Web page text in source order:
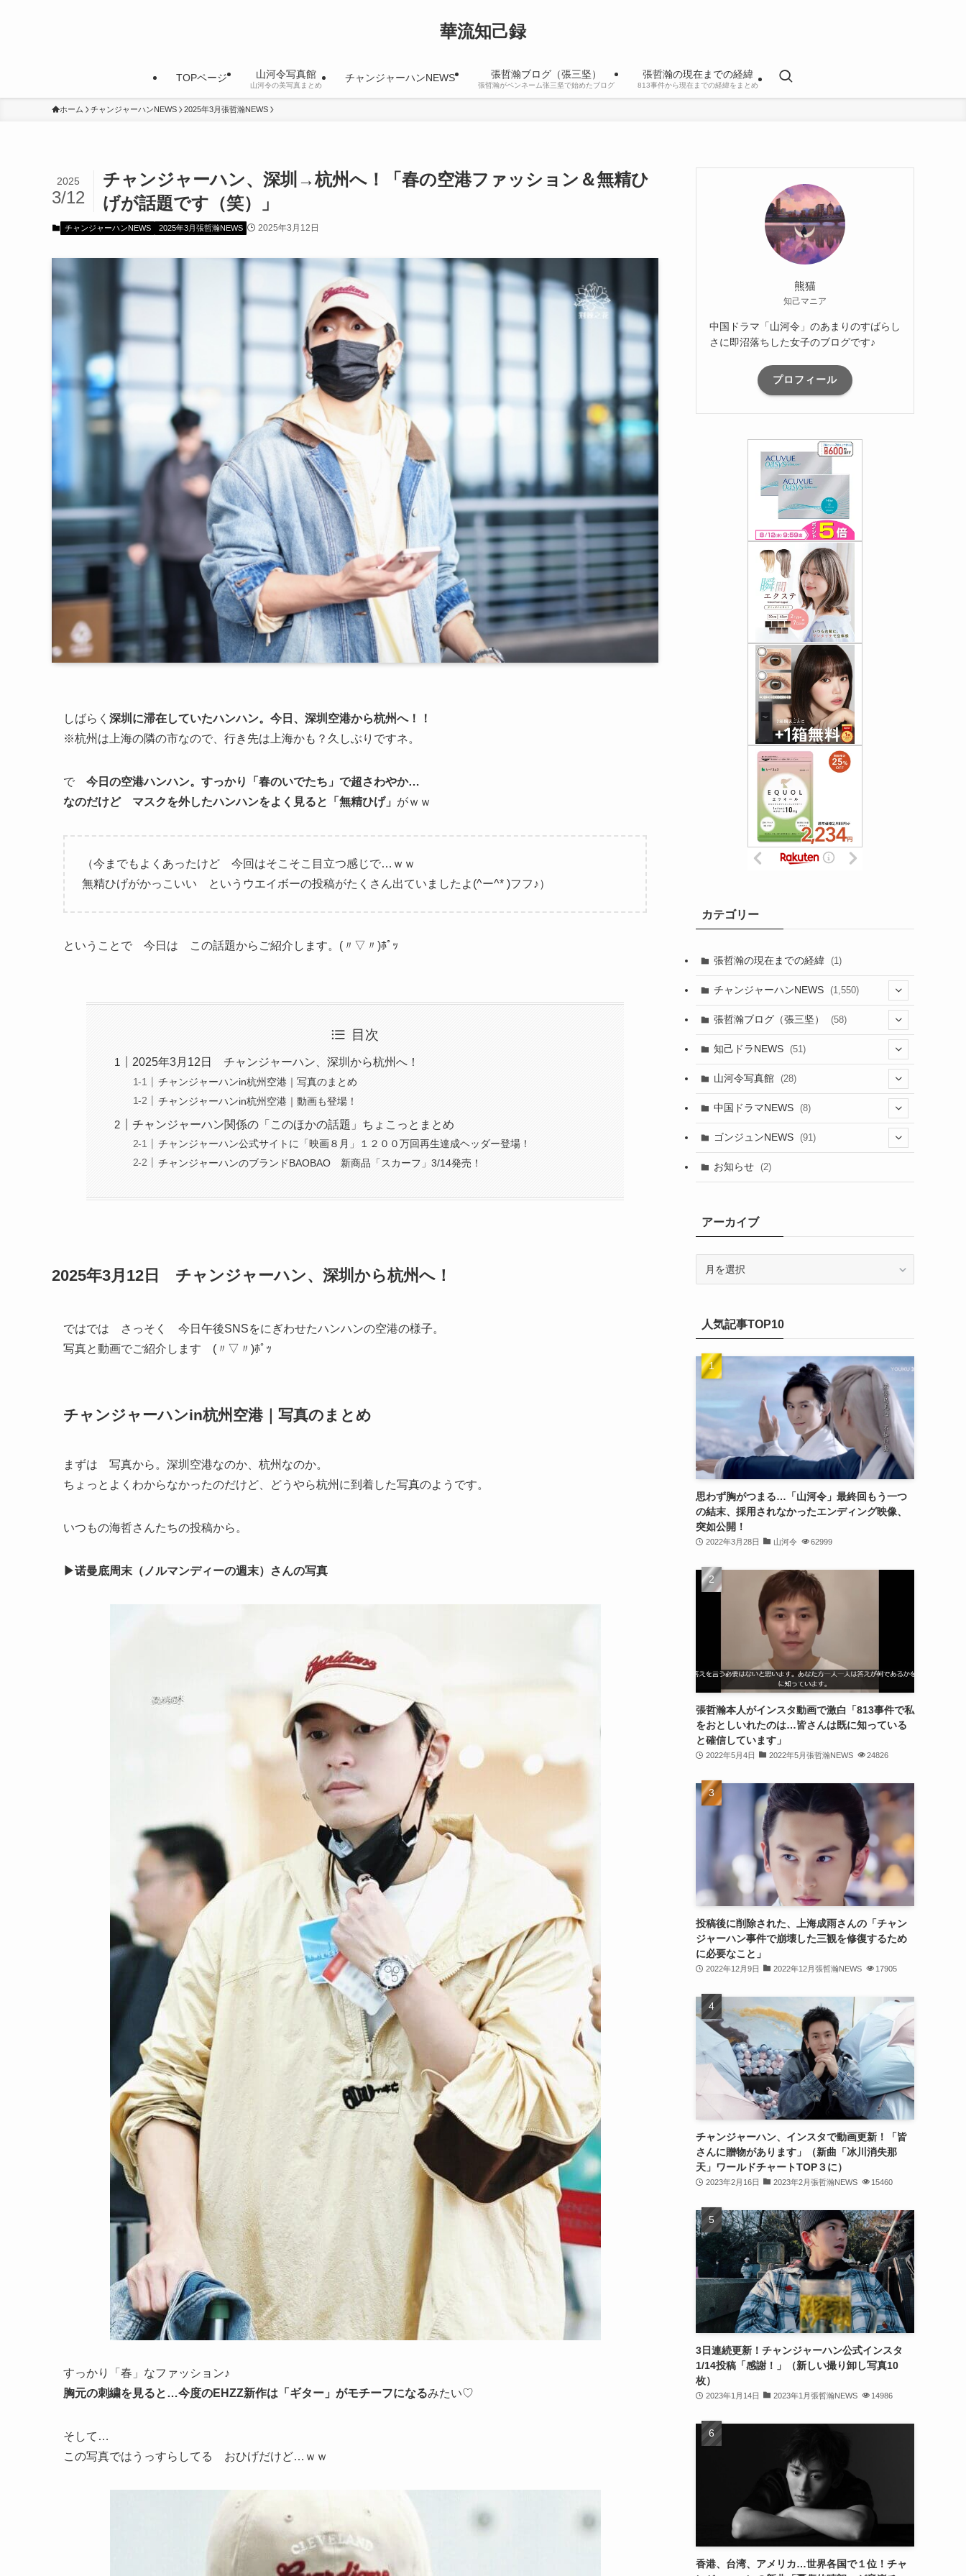
華流知己録
TOPページ 山河令写真館
山河令の美写真まとめ
チャンジャーハンNEWS 張哲瀚ブログ（張三坚）
張哲瀚がペンネーム张三坚で始めたブログ
張哲瀚の現在までの経緯
813事件から現在までの経緯をまとめ
ホーム チャンジャーハンNEWS 2025年3月張哲瀚NEWS
チャンジャーハン、深圳→杭州へ！「春の空港ファッション＆無精ひ
げが話題です（笑）」
2025
3/12
チャンジャーハンNEWS 2025年3月張哲瀚NEWS 2025年3月12日
しばらく 深圳に滞在していたハンハン。今日、深圳空港から杭州へ！！
※杭州は上海の隣の市なので、行き先は上海かも？久しぶりですネ。
で 今日の空港ハンハン。すっかり「春のいでたち」で超さわやか…
なのだけど マスクを外したハンハンをよく見ると「無精ひげ」 がｗｗ
（今までもよくあったけど 今回はそこそこ目立つ感じで…ｗｗ
無精ひげがかっこいい というウエイボーの投稿がたくさん出ていましたよ(^ー^* )フフ♪）
ということで 今日は この話題からご紹介します。(〃▽〃)ﾎﾟｯ
目次
2025年3月12日 チャンジャーハン、深圳から杭州へ！
チャンジャーハンin杭州空港｜写真のまとめ
チャンジャーハンin杭州空港｜動画も登場！
チャンジャーハン関係の「このほかの話題」ちょこっとまとめ
チャンジャーハン公式サイトに「映画８月」１２００万回再生達成ヘッダー登場！
チャンジャーハンのブランドBAOBAO 新商品「スカーフ」3/14発売！
2025年3月12日 チャンジャーハン、深圳から杭州へ！
ではでは さっそく 今日午後SNSをにぎわせたハンハンの空港の様子。
写真と動画でご紹介します (〃▽〃)ﾎﾟｯ
チャンジャーハンin杭州空港｜写真のまとめ
まずは 写真から。深圳空港なのか、杭州なのか。
ちょっとよくわからなかったのだけど、どうやら杭州に到着した写真のようです。
いつもの海哲さんたちの投稿から。
▶诺曼底周末（ノルマンディーの週末）さんの写真
すっかり「春」なファッション♪
胸元の刺繍を見ると…今度のEHZZ新作は「ギター」がモチーフになるみたい♡
そして…
この写真ではうっすらしてる おひげだけど…ｗｗ
熊猫
知己マニア
中国ドラマ「山河令」のあまりのすばらし
さに即沼落ちした女子のブログです♪
プロフィール
カテゴリー
張哲瀚の現在までの経緯 (1)
チャンジャーハンNEWS (1,550)
(7)
(29)
(20)
(21)
(21)
(24)
(23)
(27)
(21)
(25)
(25)
(29)
(30)
(32)
(31)
(32)
(32)
(29)
(31)
(31)
(31)
(32)
(30)
(32)
(31)
(28)
(32)
(31)
(30)
(32)
(30)
(32)
(32)
(26)
(23)
(13)
(8)
張哲瀚ブログ（張三坚） (58)
(14)
知己ドラNEWS (51)
(42)
(5)
(1)
山河令写真館 (28)
(17)
(3)
(2)
中国ドラマNEWS (8)
(1)
(6)
ゴンジュンNEWS (91)
お知らせ (2)
アーカイブ
ブ人気記事TOP10
思わず胸がつまる…「山河令」最終回もう一つ
の結末、採用されなかったエンディング映像、
突如公開！
2022年3月28日 山河令 62999
張哲瀚本人がインスタ動画で激白「813事件で私
をおとしいれたのは…皆さんは既に知っている
と確信しています」
2022年5月4日 2022年5月張哲瀚NEWS 24826
投稿後に削除された、上海成雨さんの「チャン
ジャーハン事件で崩壊した三観を修復するため
に必要なこと」
2022年12月9日 2022年12月張哲瀚NEWS 17905
チャンジャーハン、インスタで動画更新！「皆
さんに贈物があります」（新曲「冰川消失那
天」ワールドチャートTOP３に）
2023年2月16日 2023年2月張哲瀚NEWS 15460
3日連続更新！チャンジャーハン公式インスタ
1/14投稿「感謝！」（新しい撮り卸し写真10
枚）
2023年1月14日 2023年1月張哲瀚NEWS 14986
香港、台湾、アメリカ…世界各国で１位！チャ